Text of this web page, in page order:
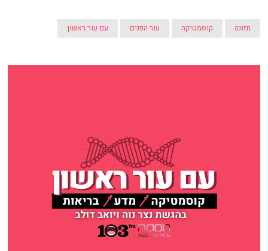
תזונה קוסמטיקה עור הפנים עם עור ראשון